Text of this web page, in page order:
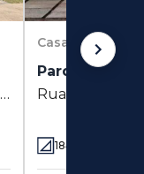
Casa para
Parque
Rua Rosa
Hortolândia -
184